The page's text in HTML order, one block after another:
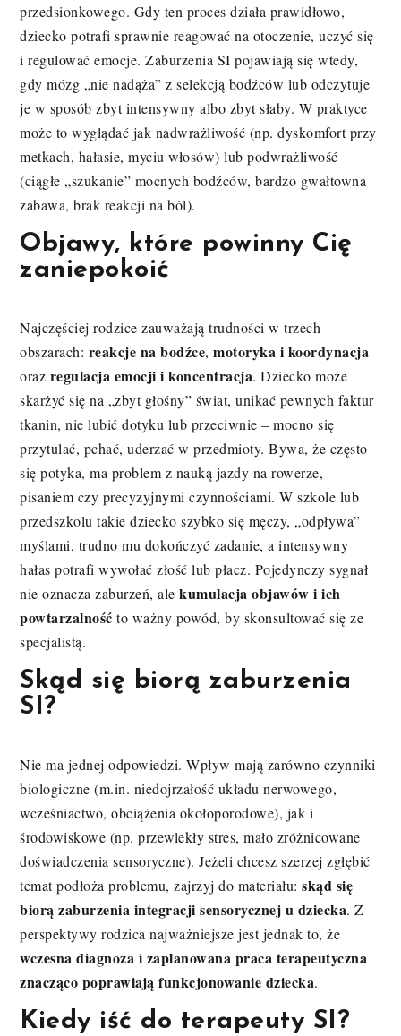
przedsionkowego. Gdy ten proces działa prawidłowo,
dziecko potrafi sprawnie reagować na otoczenie, uczyć się
i regulować emocje. Zaburzenia SI pojawiają się wtedy,
gdy mózg „nie nadąża” z selekcją bodźców lub odczytuje
je w sposób zbyt intensywny albo zbyt słaby. W praktyce
może to wyglądać jak nadwrażliwość (np. dyskomfort przy
metkach, hałasie, myciu włosów) lub podwrażliwość
(ciągłe „szukanie” mocnych bodźców, bardzo gwałtowna
zabawa, brak reakcji na ból).
Objawy, które powinny Cię
zaniepokoić
Najczęściej rodzice zauważają trudności w trzech
obszarach: reakcje na bodźce,motoryka i koordynacja
oraz regulacja emocji i koncentracja. Dziecko może
skarżyć się na „zbyt głośny” świat, unikać pewnych faktur
tkanin, nie lubić dotyku lub przeciwnie – mocno się
przytulać, pchać, uderzać w przedmioty. Bywa, że często
się potyka, ma problem z nauką jazdy na rowerze,
pisaniem czy precyzyjnymi czynnościami. W szkole lub
przedszkolu takie dziecko szybko się męczy, „odpływa”
myślami, trudno mu dokończyć zadanie, a intensywny
hałas potrafi wywołać złość lub płacz. Pojedynczy sygnał
nie oznacza zaburzeń, alekumulacja objawów i ich
powtarzalność to ważny powód, by skonsultować się ze
specjalistą.
Skąd się biorą zaburzenia
SI?
Nie ma jednej odpowiedzi. Wpływ mają zarówno czynniki
biologiczne (m.in. niedojrzałość układu nerwowego,
wcześniactwo, obciążenia okołoporodowe), jak i
środowiskowe (np. przewlekły stres, mało zróżnicowane
doświadczenia sensoryczne). Jeżeli chcesz szerzej zgłębić
temat podłoża problemu, zajrzyj do materiału:skąd się
biorą zaburzenia integracji sensorycznej u dziecka. Z
perspektywy rodzica najważniejsze jest jednak to, że
wczesna diagnoza i zaplanowana praca terapeutyczna
znacząco poprawiają funkcjonowanie dziecka.
Kiedy iść do terapeuty SI?